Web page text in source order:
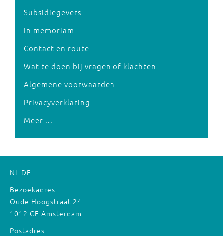
Subsidiegevers
In memoriam
Contact en route
Wat te doen bij vragen of klachten
Algemene voorwaarden
Privacyverklaring
Meer ...
NL DE
Bezoekadres
Oude Hoogstraat 24
1012 CE Amsterdam
Postadres